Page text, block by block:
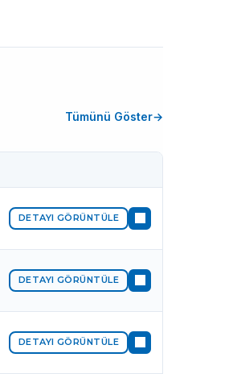
Tümünü Göster
DETAYI GÖRÜNTÜLE
DETAYI GÖRÜNTÜLE
DETAYI GÖRÜNTÜLE